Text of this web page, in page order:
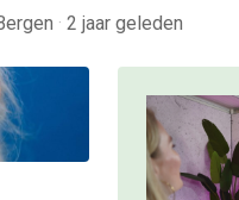
· 2 jaar geleden